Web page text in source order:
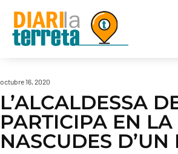
octubre 16, 2020
L’ALCALDESSA
PARTICIPA EN
NASCUDES